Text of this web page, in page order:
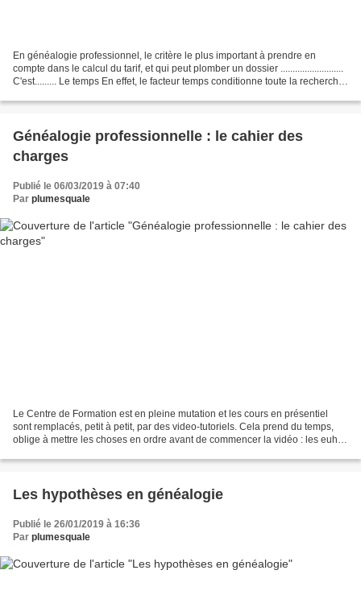
En généalogie professionnel, le critère le plus important à prendre en
compte dans le calcul du tarif, et qui peut plomber un dossier ..........................
C'est......... Le temps En effet, le facteur temps conditionne toute la recherche,
Généalogie professionnelle : le cahier des
charges
Publié le 06/03/2019 à 07:40
Par plumesquale
Le Centre de Formation est en pleine mutation et les cours en présentiel
sont remplacés, petit à petit, par des video-tutoriels. Cela prend du temps,
oblige à mettre les choses en ordre avant de commencer la vidéo : les euh,
Les hypothèses en généalogie
Publié le 26/01/2019 à 16:36
Par plumesquale